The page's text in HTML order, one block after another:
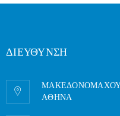
ΔΙΕΥΘΥΝΣΗ
ΜΑΚΕΔΟΝΟΜΑΧΟΥ
AΘΗΝΑ